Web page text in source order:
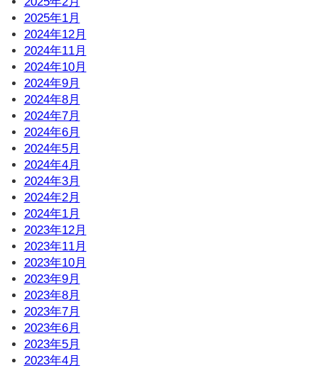
2025年1月
2024年12月
2024年11月
2024年10月
2024年9月
2024年8月
2024年7月
2024年6月
2024年5月
2024年4月
2024年3月
2024年2月
2024年1月
2023年12月
2023年11月
2023年10月
2023年9月
2023年8月
2023年7月
2023年6月
2023年5月
2023年4月